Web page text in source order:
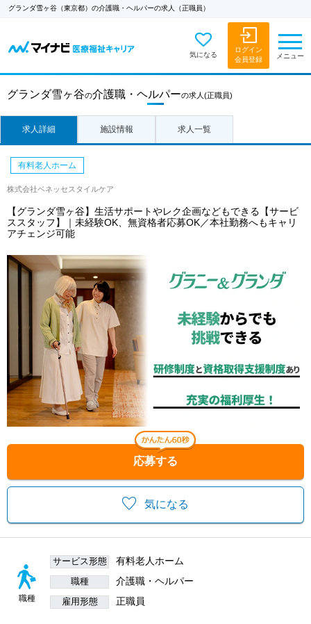
グランダ雪ヶ谷（東京都）の介護職・ヘルパーの求人（正職員）
気になる
ログイン
会員登録
メニュー
グランダ雪ヶ谷の介護職・ヘルパーの求人 (正職員)
求人詳細 施設情報 求人一覧
気になる
応募する
有料老人ホーム
株式会社ベネッセスタイルケア
【グランダ雪ヶ谷】生活サポートやレク企画などもできる【サービ
ススタッフ】｜未経験OK、無資格者応募OK／本社勤務へもキャリ
アチェンジ可能
職種
サービス形態 有料老人ホーム
職種 介護職・ヘルパー
雇用形態 正職員